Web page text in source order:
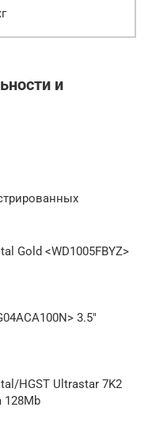
и
Gold <WD1005FBYZ>
3.5″
HGST Ultrastar 7K2
128Mb